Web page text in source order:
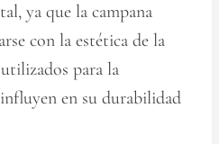
ya que la campana
con la estética de la
para la
en su durabilidad